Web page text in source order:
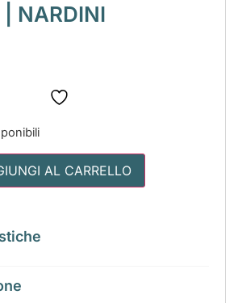
| NARDINI
AL CARRELLO